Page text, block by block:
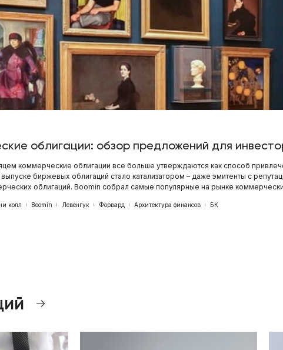
облигации: обзор предложений для
коммерческие облигации все больше утверждаются как способ
биржевых облигаций стало катализатором – даже эмитенты с
облигаций. Boomin собрал самые популярные на рынке
колл Boomin Левенгук Форвард Архитектура финансов БК